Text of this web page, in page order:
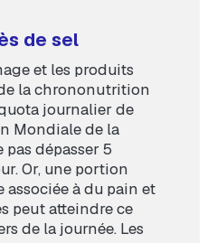
de sel
et les produits
la chrononutrition
journalier de
Mondiale de la
dépasser 5
Or, une portion
associée à du pain et
peut atteindre ce
de la journée. Les